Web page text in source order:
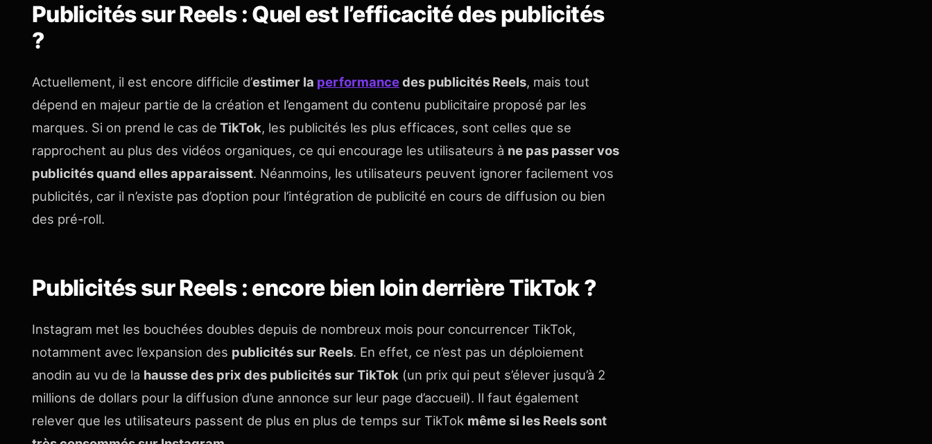
Publicités sur Reels : Quel est l’efficacité des publicités
?
Actuellement, il est encore difficile d’estimer la performancedes publicités Reels, mais tout
dépend en majeur partie de la création et l’engament du contenu publicitaire proposé par les
marques. Si on prend le cas de TikTok, les publicités les plus efficaces, sont celles que se
rapprochent au plus des vidéos organiques, ce qui encourage les utilisateurs à ne pas passer vos
publicités quand elles apparaissent. Néanmoins, les utilisateurs peuvent ignorer facilement vos
publicités, car il n’existe pas d’option pour l’intégration de publicité en cours de diffusion ou bien
des pré-roll.
Publicités sur Reels : encore bien loin derrière TikTok ?
Instagram met les bouchées doubles depuis de nombreux mois pour concurrencer TikTok,
notamment avec l’expansion des publicités sur Reels. En effet, ce n’est pas un déploiement
anodin au vu de la hausse des prix des publicités sur TikTok (un prix qui peut s’élever jusqu’à 2
millions de dollars pour la diffusion d’une annonce sur leur page d’accueil). Il faut également
relever que les utilisateurs passent de plus en plus de temps sur TikTok même si les Reels sont